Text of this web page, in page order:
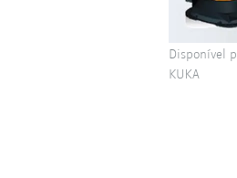
Disponível
KUKA